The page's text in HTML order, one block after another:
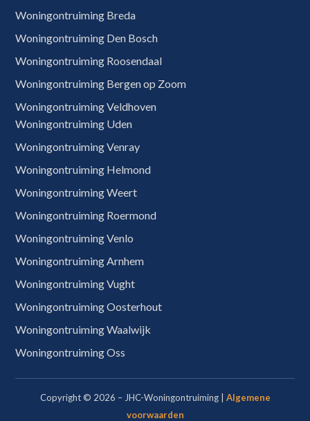
Woningontruiming Breda
Woningontruiming Den Bosch
Woningontruiming Roosendaal
Woningontruiming Bergen op Zoom
Woningontruiming Veldhoven
Woningontruiming Uden
Woningontruiming Venray
Woningontruiming Helmond
Woningontruiming Weert
Woningontruiming Roermond
Woningontruiming Venlo
Woningontruiming Arnhem
Woningontruiming Vught
Woningontruiming Oosterhout
Woningontruiming Waalwijk
Woningontruiming Oss
Copyright © 2026 – JHC-Woningontruiming | Algemene
voorwaarden